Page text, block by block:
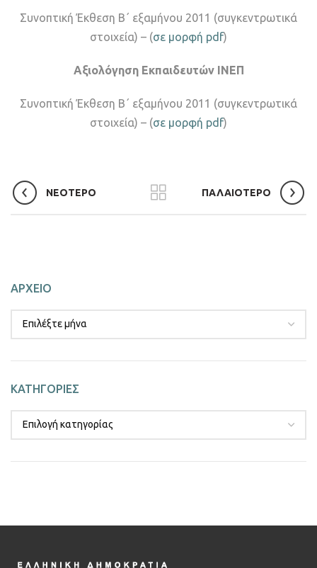
Συνοπτική Έκθεση Β΄ εξαμήνου 2011 (συγκεντρωτικά
στοιχεία) – (σε μορφή pdf)
Αξιολόγηση Εκπαιδευτών ΙΝΕΠ
Συνοπτική Έκθεση Β΄ εξαμήνου 2011 (συγκεντρωτικά
στοιχεία) – (σε μορφή pdf)
ΝΕΟΤΕΡΟ ΠΑΛΑΙΟΤΕΡΟ
ΑΡΧΕΙΟ
ΚΑΤΗΓΟΡΙΕΣ